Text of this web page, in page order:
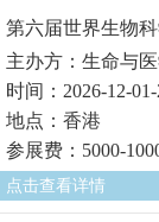
第六届世界生物科
主办方：生命与
时间：2026-12-
地点：香港
参展费：5000-
点击查看详情